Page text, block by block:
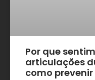
Por que
articulações
como prevenir